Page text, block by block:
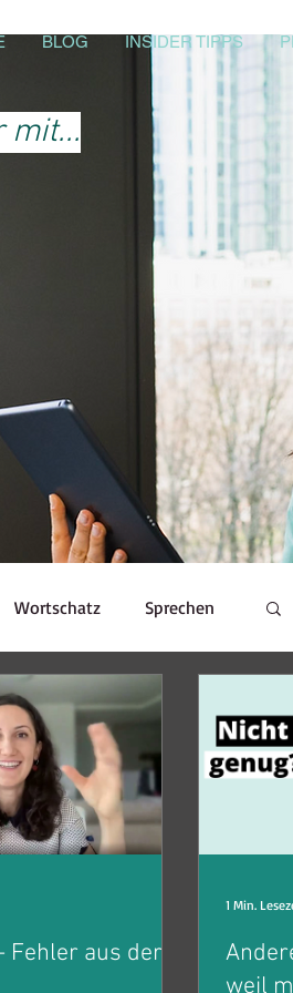
BLOG INSIDER TIPPS
mit...
Wortschatz Sprechen
Kuriositäten
Kaffeepause
Fehler aus der
1 Min.